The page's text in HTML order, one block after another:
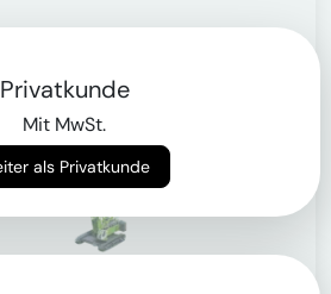
Privatkunde
Mit MwSt.
Weiter als Privatkunde